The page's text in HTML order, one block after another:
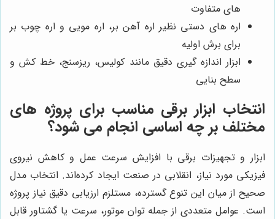
های متفاوت
اره های دستی نظیر اره آهن بر، اره مویی و اره چوب بر
برای برش اولیه
ابزار اندازه گیری دقیق مانند کولیس، ریزسنج، خط کش و
سطح بنایی
انتخاب ابزار برقی مناسب برای پروژه های
مختلف بر چه اساسی انجام می شود؟
ابزار و تجهیزات برقی با افزایش سرعت عمل و کاهش نیروی
فیزیکی مورد نیاز، انقلابی در صنعت ایجاد کرده‌اند. انتخاب مدل
صحیح از میان این تنوع گسترده، مستلزم ارزیابی دقیق نیاز پروژه
است. عوامل متعددی از جمله توان موتور، سرعت یا گشتاور قابل